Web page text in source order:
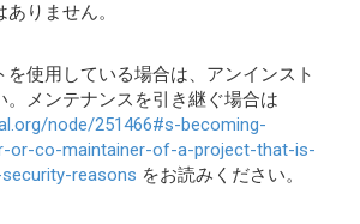
りません。
を使用している場合は、アンインスト
。メンテナンスを引き継ぐ場合は
node/251466#s-becoming-
or-co-maintainer-of-a-project-that-is-
reasons をお読みください。